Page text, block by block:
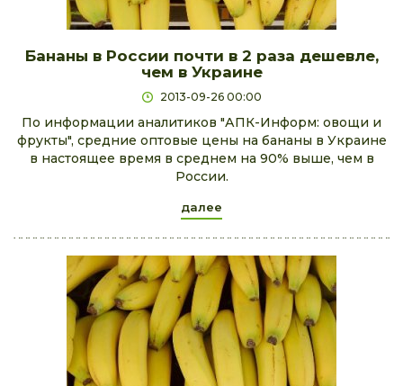
Бананы в России почти в 2 раза дешевле,
чем в Украине
2013-09-26 00:00
По информации аналитиков "АПК-Информ: овощи и
фрукты", средние оптовые цены на бананы в Украине
в настоящее время в среднем на 90% выше, чем в
России.
далее